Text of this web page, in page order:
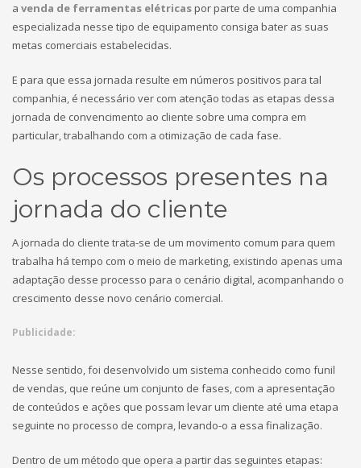
a venda de ferramentas elétricaspor parte de uma companhia
especializada nesse tipo de equipamento consiga bater as suas
metas comerciais estabelecidas.
E para que essa jornada resulte em números positivos para tal
companhia, é necessário ver com atenção todas as etapas dessa
jornada de convencimento ao cliente sobre uma compra em
particular, trabalhando com a otimização de cada fase.
Os processos presentes na
jornada do cliente
A jornada do cliente trata-se de um movimento comum para quem
trabalha há tempo com o meio de marketing, existindo apenas uma
adaptação desse processo para o cenário digital, acompanhando o
crescimento desse novo cenário comercial.
Publicidade:
Nesse sentido, foi desenvolvido um sistema conhecido como funil
de vendas, que reúne um conjunto de fases, com a apresentação
de conteúdos e ações que possam levar um cliente até uma etapa
seguinte no processo de compra, levando-o a essa finalização.
Dentro de um método que opera a partir das seguintes etapas: